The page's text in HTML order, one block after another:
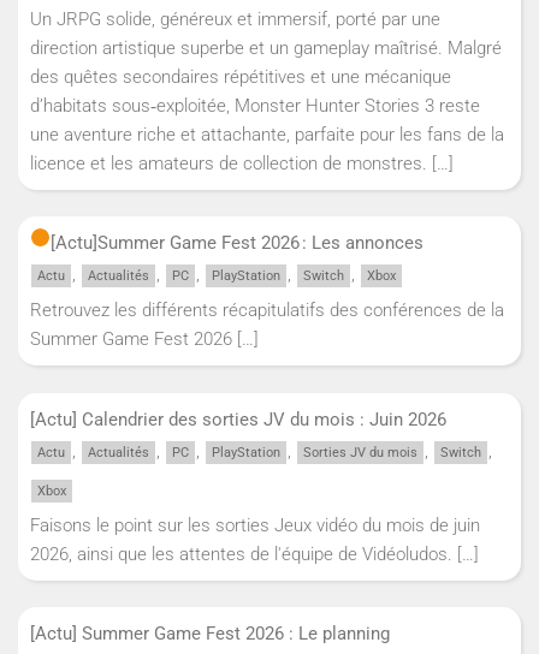
Un JRPG solide, généreux et immersif, porté par une
direction artistique superbe et un gameplay maîtrisé. Malgré
des quêtes secondaires répétitives et une mécanique
d’habitats sous‑exploitée, Monster Hunter Stories 3 reste
une aventure riche et attachante, parfaite pour les fans de la
licence et les amateurs de collection de monstres. […]
[Actu]Summer Game Fest 2026 : Les annonces
Actu , Actualités , PC , PlayStation , Switch , Xbox
Retrouvez les différents récapitulatifs des conférences de la
Summer Game Fest 2026 […]
[Actu] Calendrier des sorties JV du mois : Juin 2026
Actu , Actualités , PC , PlayStation , Sorties JV du mois , Switch ,
Xbox
Faisons le point sur les sorties Jeux vidéo du mois de juin
2026, ainsi que les attentes de l'équipe de Vidéoludos. […]
[Actu] Summer Game Fest 2026 : Le planning